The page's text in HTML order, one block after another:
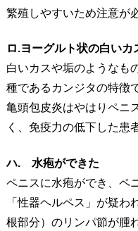
繁殖しやすいため注意が
ロ.ヨーグルト状の白いカ
白いカスや垢のようなも
種であるカンジタの特徴
亀頭包皮炎はやはりペニ
く、免疫力の低下した患
ハ. 水疱ができた
ペニスに水疱ができ、ペ
「性器ヘルペス」が疑
根部分）のリンパ節が腫